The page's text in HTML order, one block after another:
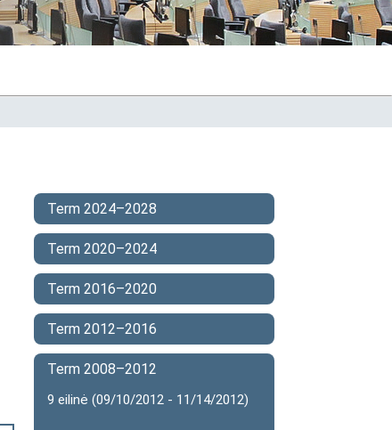
Term 2024–2028
Term 2020–2024
Term 2016–2020
Term 2012–2016
Term 2008–2012
9 eilinė (09/10/2012 - 11/14/2012)